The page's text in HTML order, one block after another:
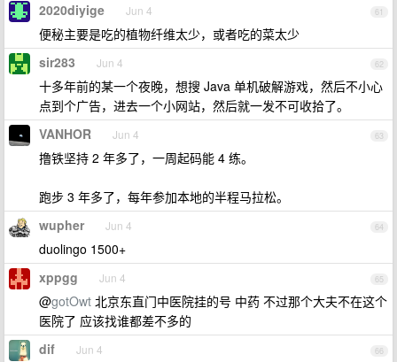
61
2020diyige Jun 4
便秘主要是吃的植物纤维太少，或者吃的菜太少
62
sir283 Jun 4
十多年前的某一个夜晚，想搜 Java 单机破解游戏，然后不小心
点到个广告，进去一个小网站，然后就一发不可收拾了。
63
VANHOR Jun 4
撸铁坚持 2 年多了，一周起码能 4 练。
跑步 3 年多了，每年参加本地的半程马拉松。
64
wupher Jun 4
duolingo 1500+
65
xppgg Jun 4
@gotOwt 北京东直门中医院挂的号 中药 不过那个大夫不在这个
医院了 应该找谁都差不多的
66
dif Jun 4